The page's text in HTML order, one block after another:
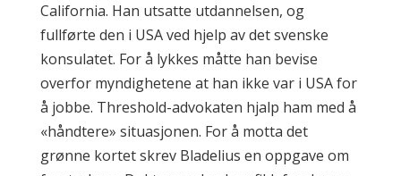
California. Han utsatte utdannelsen, og
fullførte den i USA ved hjelp av det svenske
konsulatet. For å lykkes måtte han bevise
overfor myndighetene at han ikke var i USA for
å jobbe. Threshold-advokaten hjalp ham med å
«håndtere» situasjonen. For å motta det
grønne kortet skrev Bladelius en oppgave om